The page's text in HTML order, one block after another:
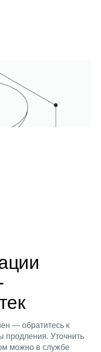
— обратитесь к
продления. Уточнить
можно в службе